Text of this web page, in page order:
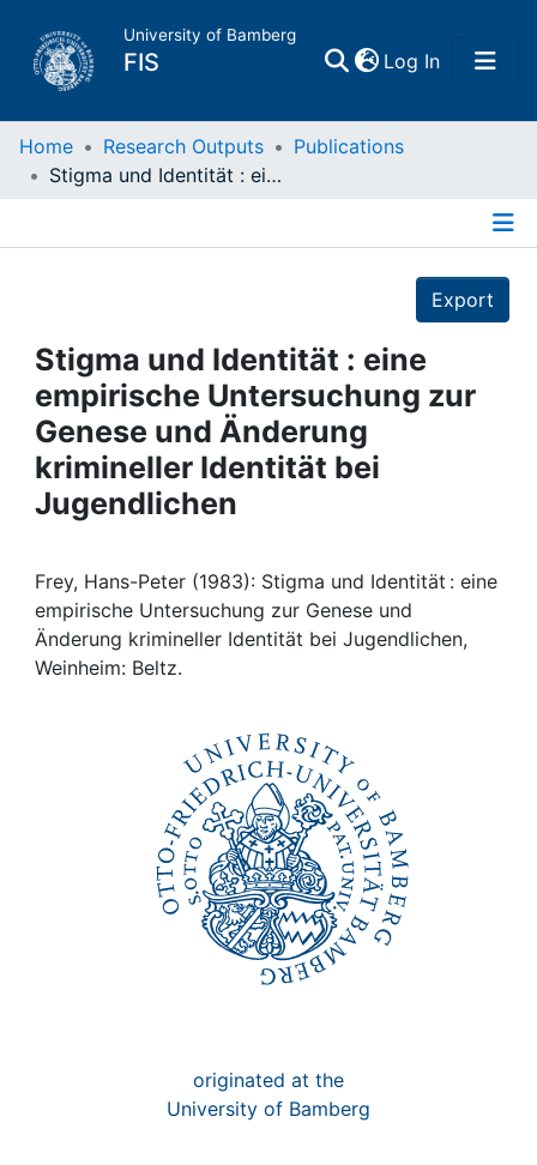
University of Bamberg
FIS Log In(current)
Home
People
Institutions
My FIS
Help
Home Research Outputs
Publications
Stigma und Identität : eine empirische Untersuchung zur Genese und Änderung krimineller Identität bei Jugendlichen
Export
Stigma und Identität : eine
empirische Untersuchung zur
Genese und Änderung
krimineller Identität bei
Jugendlichen
Frey, Hans-Peter (1983): Stigma und Identität : eine
empirische Untersuchung zur Genese und
Änderung krimineller Identität bei Jugendlichen,
Weinheim: Beltz.
originated at the
University of Bamberg